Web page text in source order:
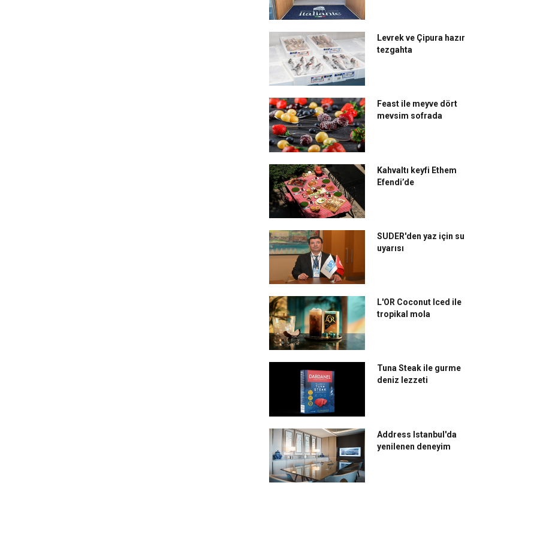
Levrek ve Çipura hazır
tezgahta
Feast ile meyve dört
mevsim sofrada
Kahvaltı keyfi Ethem
Efendi’de
SUDER'den yaz için su
uyarısı
L'OR Coconut Iced ile
tropikal mola
Tuna Steak ile gurme
deniz lezzeti
Address Istanbul'da
yenilenen deneyim